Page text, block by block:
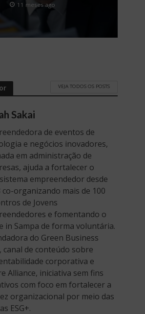
11 meses ago
VEJA TODOS OS POSTS
Sakai
de eventos de
e negócios inovadores,
em administração de
ajuda a fortalecer o
empreendedor desde
co-organizando mais de 100
de Jovens
e fomentando o
in Sampa de forma voluntária.
do Green Business
canal de conteúdo sobre
corporativa e
Alliance, iniciativa sem fins
com foco em fortalecer a
organizacional por meio das
ESG+.